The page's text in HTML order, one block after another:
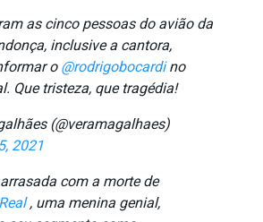
as cinco pessoas do avião da
inclusive a cantora,
o@rodrigobocardino
Que tristeza, que tragédia!
(@veramagalhaes)
2021
com a morte de
, uma menina genial,